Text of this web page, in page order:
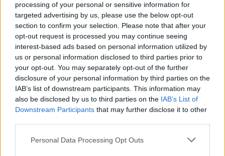
processing of your personal or sensitive information for
targeted advertising by us, please use the below opt-out
section to confirm your selection. Please note that after your
opt-out request is processed you may continue seeing
interest-based ads based on personal information utilized by
us or personal information disclosed to third parties prior to
your opt-out. You may separately opt-out of the further
disclosure of your personal information by third parties on the
IAB’s list of downstream participants. This information may
also be disclosed by us to third parties on the IAB’s List of
Downstream Participants that may further disclose it to other
Please note that this website/app uses one or more Google
Personal Data Processing Opt Outs
Legnagyobb harci sikereit az 1973-as Jom
Kippur-háborúban érte el, amikor 12
repülőgépet lőtt le: hét MiG-21-et, két
Szuhoj-7-est, két Szuhoj-20-at és egy Mil Mi-
8 helikoptert. Tetteiért kitüntették a Kiváló
Szolgálatért Érdemrenddel.
A háború után kinevezték aMirage III
vadászgépekkel repülő 117. század
parancsnokává. Repülőgépe 17 légi